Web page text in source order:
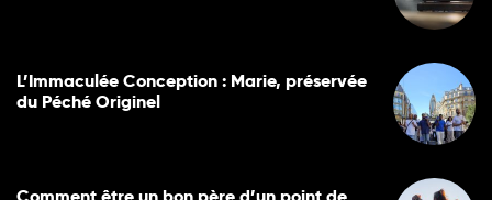
L’Immaculée Conception : Marie, préservée
du Péché Originel